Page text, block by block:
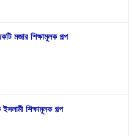
মজার শিক্ষামূলক গল্প
ইসলামী শিক্ষামূলক গল্প